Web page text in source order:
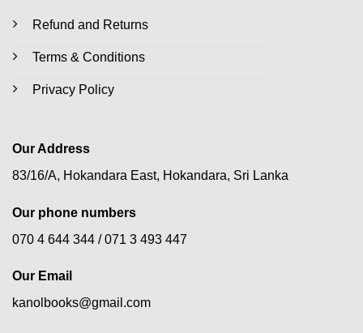
Refund and Returns
Terms & Conditions
Privacy Policy
Our Address
83/16/A, Hokandara East, Hokandara, Sri Lanka
Our phone numbers
070 4 644 344 /071 3 493 447
Our Email
kanolbooks@gmail.com